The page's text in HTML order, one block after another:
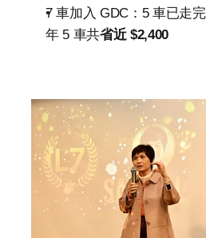
7 車加入 GDC：5 車已走
年 5 車共省近 $2,400